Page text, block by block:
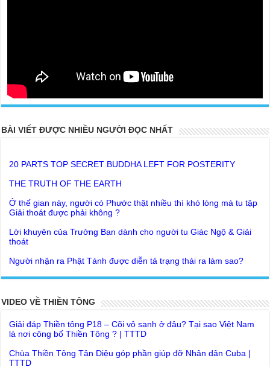
BÀI VIẾT ĐƯỢC NHIỀU NGƯỜI ĐỌC NHẤT
THE TRUTH OF THE EARTH
Ở thế gian này, người có Phước thật nhiều thì khó lòng mà tu tập
Giải thoát được phải không ?
Lời khuyên của Trưởng Ban dành cho người tu Giác Ngộ & Giải
thoát
Người nhận ra Phật Tánh được diễn tả trạng thái ra làm sao?
Đức Phật dạy về cách tạo Công Đức và Phước Đức
Như Lai dạy về Lời kỉnh nguyện trước khi ăn cơm
Bất lập văn tự, Giáo ngoại biệt truyền
Lục Diệu Pháp Môn
Tu theo Thiền tông phải bỏ hết sao?
VIDEO VỀ THIỀN TÔNG
Nguyễn Nhân nói gì?
Giải đáp Thiền tông P18 – Cõi vô sanh ở đâu? Tại sao Việt Nam
là nơi công bố Thiền Tông ? | TTTD
Chùa Thiền Tông Tân Diệu góp phần giúp đỡ Nhân dân Cuba |
TTTD
Chùa Thiền Tông Tân Diệu được Đài truyền hình Việt Nam VTV9